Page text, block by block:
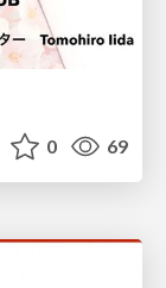
0 69